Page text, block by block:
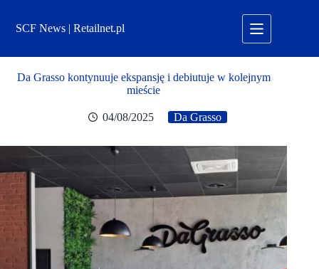
treściSCF News | Retailnet.pl
Da Grasso kontynuuje ekspansję i debiutuje w kolejnym
mieście
04/08/2025 Da Grasso